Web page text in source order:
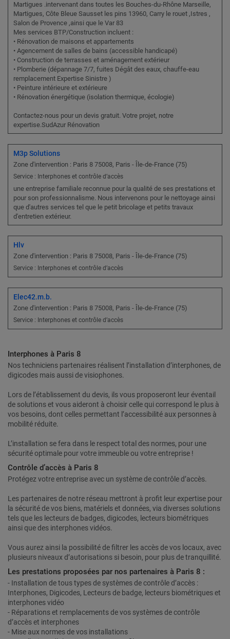
Martigues .intervenant dans toutes les Bouches-du-Rhône Marseille,
Martigues, Côte Bleue Sausset les pins 13960, Carry le rouet ,Istres ,
Salon de Provence ,ainsi que le Var 83
Mes services BTP/Construction incluent :
• Rénovation de maisons et appartements
• Agencement de salles de bains (accessible handicapé)
• Construction de terrasses et aménagement extérieur
• Plomberie (dépannage 7/7, fuites Dégât des eaux, chauffe-eau
remplacement Expertise Sinistre )
• Peinture intérieure et extérieure
• Rénovation énergétique (isolation thermique, écologie)
Contactez-nous pour un devis gratuit. Votre projet, notre
expertise.SudAzur Rénovation
M3p Solutions
Zone d'intervention : Paris 8 75008, Paris - Île-de-France (75)
Service : Interphones et contrôle d’accès
une entreprise familiale reconnue pour la qualité de ses prestations et
pour son professionnalisme. Nous intervenons pour le nettoyage ainsi
que d'autres services tel que le petit bricolage et petits travaux
d'entretien extérieur.
Hlv
Zone d'intervention : Paris 8 75008, Paris - Île-de-France (75)
Service : Interphones et contrôle d’accès
Elec42.m.b.
Zone d'intervention : Paris 8 75008, Paris - Île-de-France (75)
Service : Interphones et contrôle d’accès
Interphones à Paris 8
Nos techniciens partenaires réalisent l’installation d’interphones, de
digicodes mais aussi de visiophones.
Lors de l’établissement du devis, ils vous proposeront leur éventail
de solutions et vous aideront à choisir celle qui correspond le plus à
vos besoins, dont celles permettant l’accessibilité aux personnes à
mobilité réduite.
L’installation se fera dans le respect total des normes, pour une
sécurité optimale pour votre immeuble ou votre entreprise !
Contrôle d’accès à Paris 8
Protégez votre entreprise avec un système de contrôle d’accès.
Les partenaires de notre réseau mettront à profit leur expertise pour
la sécurité de vos biens, matériels et données, via diverses solutions
tels que les lecteurs de badges, digicodes, lecteurs biométriques
ainsi que des interphones vidéos.
Vous aurez ainsi la possibilité de filtrer les accès de vos locaux, avec
plusieurs niveaux d’autorisations si besoin, pour plus de tranquillité.
Les prestations proposées par nos partenaires à Paris 8 :
- Installation de tous types de systèmes de contrôle d’accès :
Interphones, Digicodes, Lecteurs de badge, lecteurs biométriques et
interphones vidéo
- Réparations et remplacements de vos systèmes de contrôle
d’accès et interphones
- Mise aux normes de vos installations